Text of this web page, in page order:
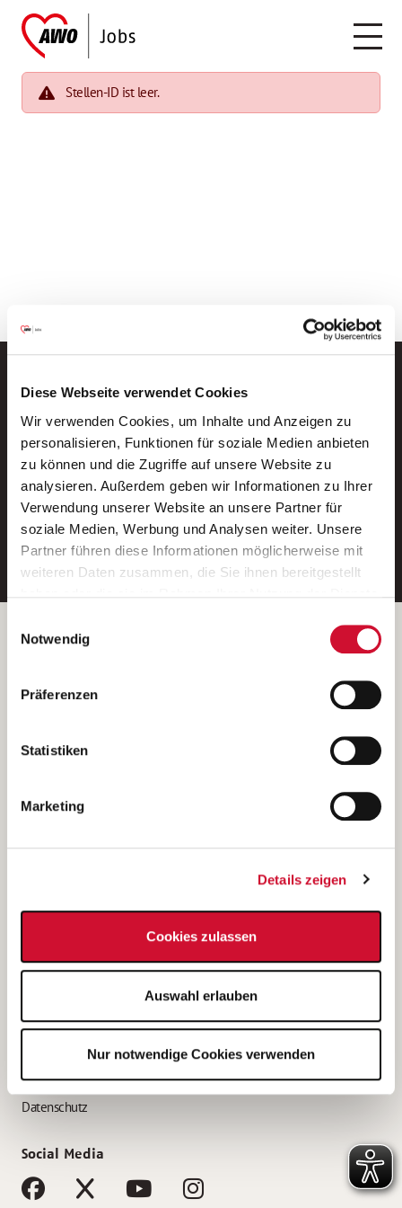
Diese Webseite verwendet Cookies
Wir verwenden Cookies, um Inhalte und Anzeigen zu
personalisieren, Funktionen für soziale Medien anbieten
zu können und die Zugriffe auf unsere Website zu
analysieren. Außerdem geben wir Informationen zu Ihrer
Verwendung unserer Website an unsere Partner für
soziale Medien, Werbung und Analysen weiter. Unsere
Partner führen diese Informationen möglicherweise mit
weiteren Daten zusammen, die Sie ihnen bereitgestellt
Wenn Sie auf „Cookies zulassen“ klicken, so stimmen
Sie der Speicherung sämtlicher Cookies zu. Sie können
Ihre Einwilligung selbstverständlich jederzeit widerrufen,
indem Sie die Cookie-Einstellungen aufrufen und diese
unsererDatenschutzerklärung
Notwendig
Präferenzen
Statistiken
Marketing
Details zeigen
Cookies zulassen
Auswahl erlauben
Nur notwendige Cookies verwenden
Stellen-ID ist leer.
Neue Stellen per E-Mail.
Ein kostenloser Service von AWO
Jobs.
E-Mail-Adresse eintragen
Betreiber der Webseite
Kantstraße 45a
(Ein Tochterunternehmen des AWO Bezirksverbandes Unterfranken
e.V.)
Bewerbung als Altenpflegehelfer*in
Bewerbung als Erzieher*in
AWO Gliederungen nach Bundesland
Impressum
Datenschutz
Social Media